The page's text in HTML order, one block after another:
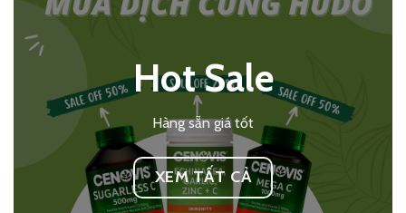
Hot Sale
Hàng sẵn giá tốt
XEM TẤT CẢ